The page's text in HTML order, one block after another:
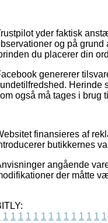
yder faktisk
og på
du placerer din
genererer
Herinde
også må tages i brug
finansieres af
butikkernes
angående
der måtte
1 1 1 1 1 1 1 1 1 1 1 1 1 1